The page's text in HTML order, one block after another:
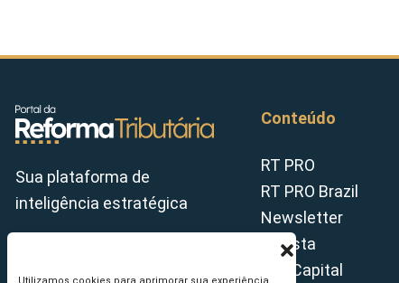
Sua plataforma de
inteligência estratégica
Conteúdo
RT PRO
RT PRO Brazil
Newsletter
Revista
Tax Capital